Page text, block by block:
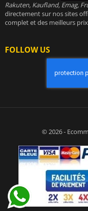
Rakuten, Kaufland, Emag,
directement sur nos sites
complet et des meilleurs
FOLLOW US
© 2026 -